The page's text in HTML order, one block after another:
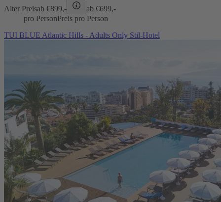
Alter Preisab €899,- ab €699,-
pro PersonPreis pro Person
TUI BLUE Atlantic Hills - Adults Only Stil-Hotel